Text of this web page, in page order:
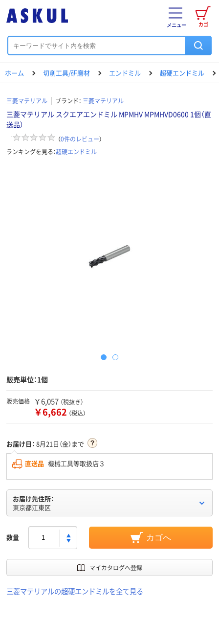
カゴ
メニュー
ホーム 切削工具/研磨材 エンドミル 超硬エンドミル
三菱マテリアル ブランド： 三菱マテリアル
三菱マテリアル スクエアエンドミル MPMHV MPMHVD0600 1個（直
送品）
（0件のレビュー）
ランキングを見る：超硬エンドミル
販売単位：1個
販売価格 ￥6,057 （税抜き）
￥6,662 （税込）
お届け日： 8月21日（金）まで
直送品 機械工具等取扱店３
お届け先住所：
東京都江東区
数量 カゴへ
マイカタログへ登録
三菱マテリアルの超硬エンドミルを全て見る